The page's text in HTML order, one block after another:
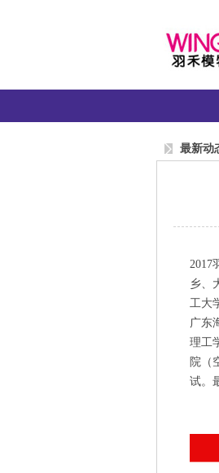
最新动
2017
乡、
工大
广东
理工
院（
试。